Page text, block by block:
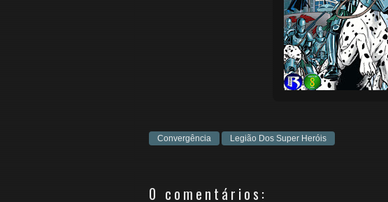
Convergência Legião Dos Super Heróis
0 comentários: